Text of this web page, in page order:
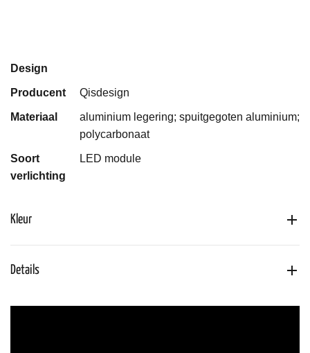
Design
Producent Qisdesign
Materiaal
aluminium legering; spuitgegoten aluminium;
polycarbonaat
Soort
verlichting
LED module
Kleur
Details